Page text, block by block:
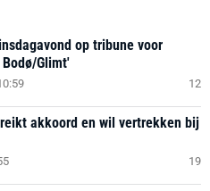
op tribune voor
Glimt'
12
akkoord en wil vertrekken bij
19